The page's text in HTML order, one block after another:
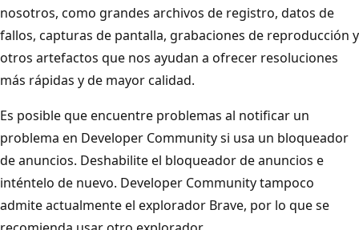
nosotros, como grandes archivos de registro, datos de
fallos, capturas de pantalla, grabaciones de reproducción y
otros artefactos que nos ayudan a ofrecer resoluciones
más rápidas y de mayor calidad.
Es posible que encuentre problemas al notificar un
problema en Developer Community si usa un bloqueador
de anuncios. Deshabilite el bloqueador de anuncios e
inténtelo de nuevo. Developer Community tampoco
admite actualmente el explorador Brave, por lo que se